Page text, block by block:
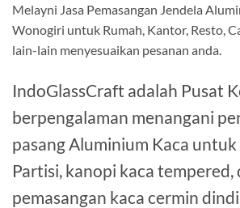
Melayni Jasa Pemasangan Jendela
Wonogiri untuk Rumah, Kantor, Resto,
lain-lain menyesuaikan pesanan anda.
IndoGlassCraft adalah Pusat
berpengalaman menangani
pasang Aluminium Kaca untuk
Partisi, kanopi kaca tempered,
pemasangan kaca cermin